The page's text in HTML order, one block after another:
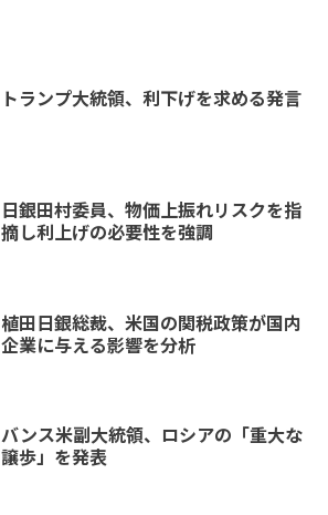
トランプ大統領、利下げを求める発言
日銀田村委員、物価上振れリスクを指
摘し利上げの必要性を強調
植田日銀総裁、米国の関税政策が国内
企業に与える影響を分析
バンス米副大統領、ロシアの「重大な
譲歩」を発表